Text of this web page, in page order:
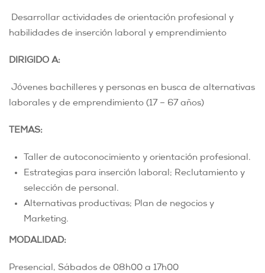
Desarrollar actividades de orientación profesional y
habilidades de inserción laboral y emprendimiento
DIRIGIDO A:
Jóvenes bachilleres y personas en busca de alternativas
laborales y de emprendimiento (17 – 67 años)
TEMAS:
Taller de autoconocimiento y orientación profesional.
Estrategias para inserción laboral; Reclutamiento y
selección de personal.
Alternativas productivas; Plan de negocios y
Marketing.
MODALIDAD:
Presencial, Sábados de 08h00 a 17h00